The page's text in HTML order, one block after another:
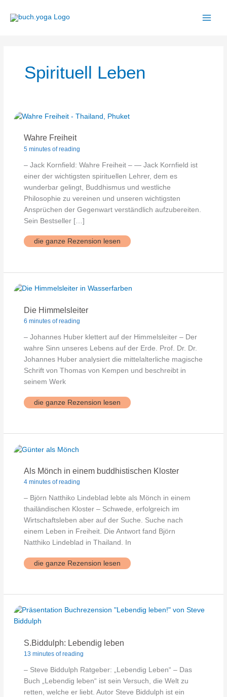
Inhalt
Spirituell Leben
Wahre Freiheit
5 minutes of reading
– Jack Kornfield: Wahre Freiheit – — Jack Kornfield ist
einer der wichtigsten spirituellen Lehrer, dem es
wunderbar gelingt, Buddhismus und westliche
Philosophie zu vereinen und unseren wichtigsten
Ansprüchen der Gegenwart verständlich aufzubereiten.
Sein Bestseller […]
Wahre
Freiheit
die ganze Rezension lesen
Die Himmelsleiter
6 minutes of reading
– Johannes Huber klettert auf der Himmelsleiter – Der
wahre Sinn unseres Lebens auf der Erde. Prof. Dr. Dr.
Johannes Huber analysiert die mittelalterliche magische
Schrift von Thomas von Kempen und beschreibt in
seinem Werk
Die
Himmelsleiter
die ganze Rezension lesen
Als Mönch in einem buddhistischen Kloster
4 minutes of reading
– Björn Natthiko Lindeblad lebte als Mönch in einem
thailändischen Kloster – Schwede, erfolgreich im
Wirtschaftsleben aber auf der Suche. Suche nach
einem Leben in Freiheit. Die Antwort fand Björn
Natthiko Lindeblad in Thailand. In
Als
Mönch
Kloster
die ganze Rezension lesen
S.Biddulph: Lebendig leben
13 minutes of reading
– Steve Biddulph Ratgeber: „Lebendig Leben“ – Das
Buch „Lebendig leben“ ist sein Versuch, die Welt zu
retten, welche er liebt. Autor Steve Biddulph ist ein